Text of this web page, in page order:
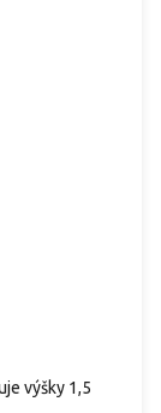
výšky 1,5